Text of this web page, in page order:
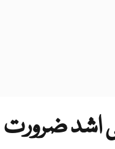
اشد ضرورت